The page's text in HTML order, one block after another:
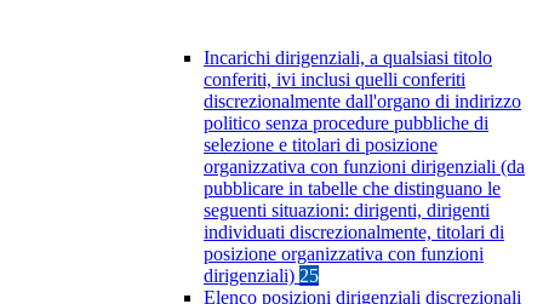
Incarichi dirigenziali, a qualsiasi titolo
conferiti, ivi inclusi quelli conferiti
discrezionalmente dall'organo di indirizzo
politico senza procedure pubbliche di
selezione e titolari di posizione
organizzativa con funzioni dirigenziali (da
pubblicare in tabelle che distinguano le
seguenti situazioni: dirigenti, dirigenti
individuati discrezionalmente, titolari di
posizione organizzativa con funzioni
dirigenziali) 25
Elenco posizioni dirigenziali discrezionali